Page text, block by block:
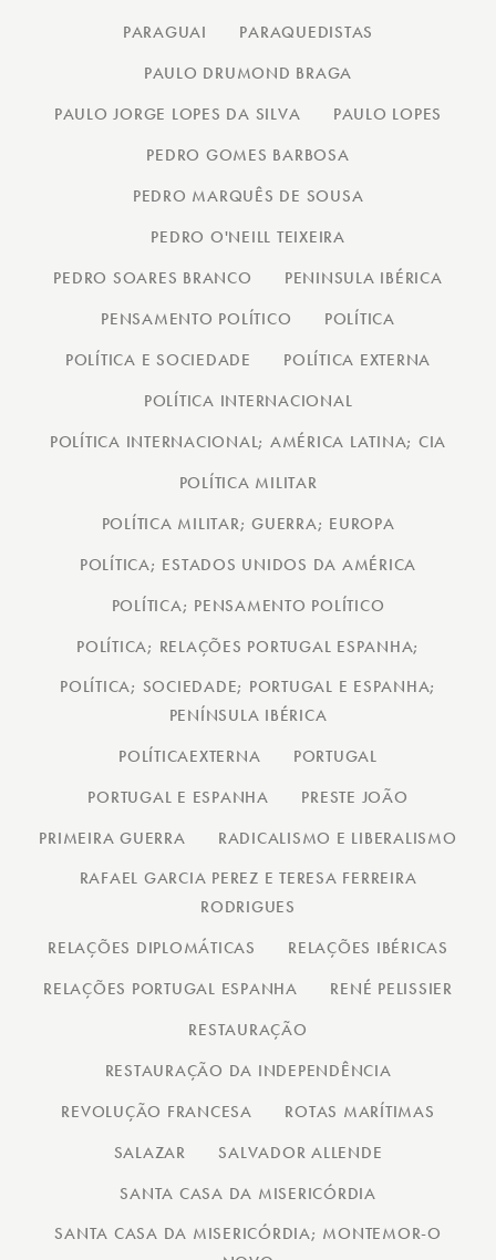
PARAGUAI
PARAQUEDISTAS
PAULO DRUMOND BRAGA
PAULO JORGE LOPES DA SILVA
PAULO LOPES
PEDRO GOMES BARBOSA
PEDRO MARQUÊS DE SOUSA
PEDRO O'NEILL TEIXEIRA
PEDRO SOARES BRANCO
PENINSULA IBÉRICA
PENSAMENTO POLÍTICO
POLÍTICA
POLÍTICA E SOCIEDADE
POLÍTICA EXTERNA
POLÍTICA INTERNACIONAL
POLÍTICA INTERNACIONAL; AMÉRICA LATINA; CIA
POLÍTICA MILITAR
POLÍTICA MILITAR; GUERRA; EUROPA
POLÍTICA; ESTADOS UNIDOS DA AMÉRICA
POLÍTICA; PENSAMENTO POLÍTICO
POLÍTICA; RELAÇÕES PORTUGAL ESPANHA;
POLÍTICA; SOCIEDADE; PORTUGAL E ESPANHA;
PENÍNSULA IBÉRICA
POLÍTICAEXTERNA
PORTUGAL
PORTUGAL E ESPANHA
PRESTE JOÃO
PRIMEIRA GUERRA
RADICALISMO E LIBERALISMO
RAFAEL GARCIA PEREZ E TERESA FERREIRA
RODRIGUES
RELAÇÕES DIPLOMÁTICAS
RELAÇÕES IBÉRICAS
RELAÇÕES PORTUGAL ESPANHA
RENÉ PELISSIER
RESTAURAÇÃO
RESTAURAÇÃO DA INDEPENDÊNCIA
REVOLUÇÃO FRANCESA
ROTAS MARÍTIMAS
SALAZAR
SALVADOR ALLENDE
SANTA CASA DA MISERICÓRDIA
SANTA CASA DA MISERICÓRDIA; MONTEMOR-O